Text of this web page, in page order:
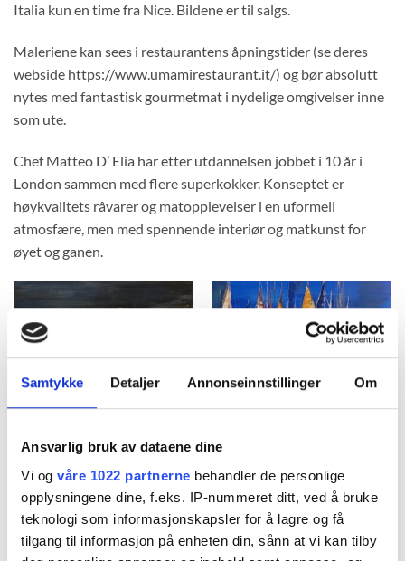
Samtykke Detaljer Annonseinnstillinger Om
Ansvarlig bruk av dataene dine
Vi og våre 1022 partnerne behandler de personlige
opplysningene dine, f.eks. IP-nummeret ditt, ved å bruke
teknologi som informasjonskapsler for å lagre og få
tilgang til informasjon på enheten din, sånn at vi kan tilby
Italia kun en time fra Nice. Bildene er til salgs.
Maleriene kan sees i restaurantens åpningstider (se deres
webside https://www.umamirestaurant.it/) og bør absolutt
nytes med fantastisk gourmetmat i nydelige omgivelser inne
som ute.
Chef Matteo D’ Elia har etter utdannelsen jobbet i 10 år i
London sammen med flere superkokker. Konseptet er
høykvalitets råvarer og matopplevelser i en uformell
atmosfære, men med spennende interiør og matkunst for
øyet og ganen.
UMAMI RISTORANTE - BADALUCCO I ITALIA
Buonanotte, 90×90
KJØP PRODUKT
WHATSAPP) ELLER SPØR I
RESTAURANTEN.